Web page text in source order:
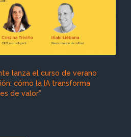
lanza el curso de verano
cómo la IA transforma
de valor”